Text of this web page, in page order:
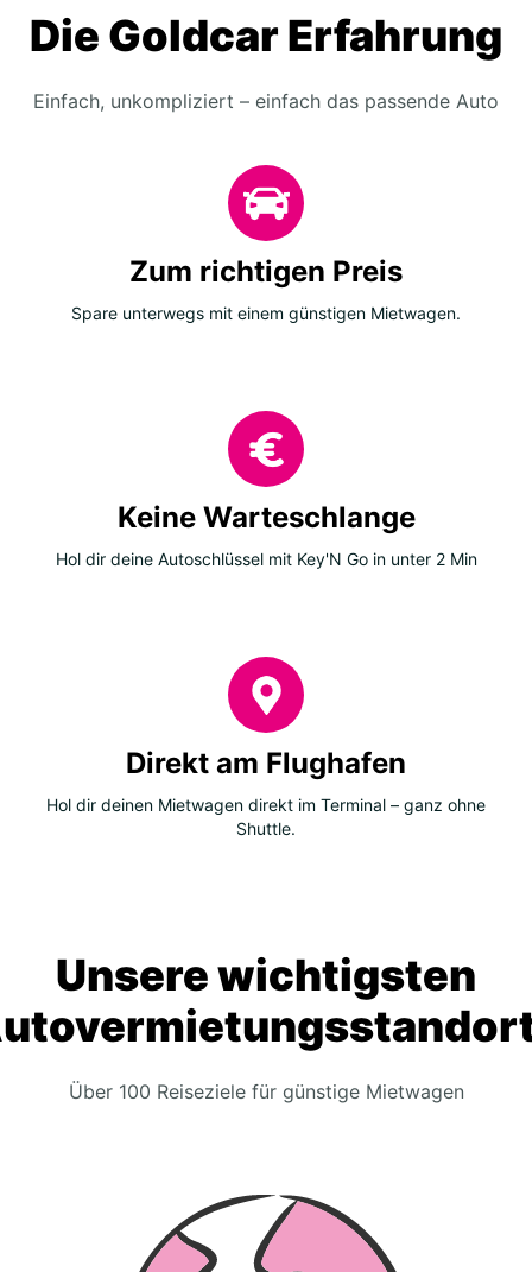
Die Goldcar Erfahrung
Einfach, unkompliziert – einfach das passende Auto
Zum richtigen Preis
Spare unterwegs mit einem günstigen Mietwagen.
Keine Warteschlange
Hol dir deine Autoschlüssel mit Key'N Go in unter 2 Min
Direkt am Flughafen
Hol dir deinen Mietwagen direkt im Terminal – ganz ohne
Shuttle.
Unsere wichtigsten
Über 100 Reiseziele für günstige Mietwagen